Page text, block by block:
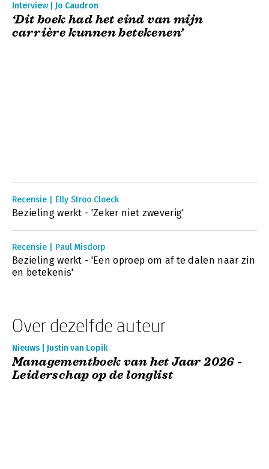
Interview | Jo Caudron
‘Dit boek had het eind van mijn
carrière kunnen betekenen’
Recensie | Elly Stroo Cloeck
Bezieling werkt - 'Zeker niet zweverig'
Recensie | Paul Misdorp
Bezieling werkt - 'Een oproep om af te dalen naar zin
en betekenis'
Over dezelfde auteur
Nieuws | Justin van Lopik
Managementboek van het Jaar 2026 -
Leiderschap op de longlist